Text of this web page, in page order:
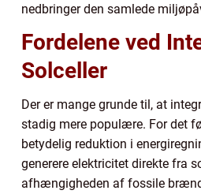
nedbringer den samlede
Fordelene ved
Solceller
Der er mange grunde til, at
stadig mere populære. For det
betydelig reduktion i
generere elektricitet direkte fra
afhængigheden af fossile